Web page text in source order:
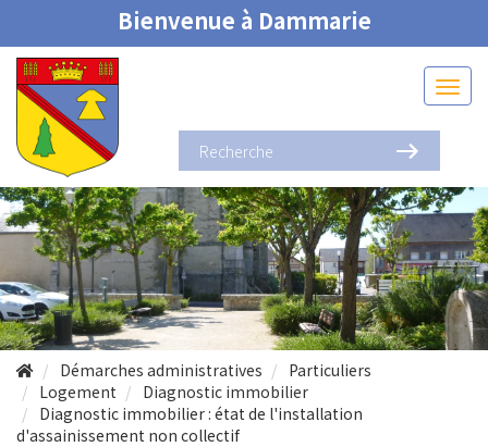
Bienvenue à Dammarie
Démarches administratives
Particuliers
Logement
Diagnostic immobilier
Diagnostic immobilier : état de l'installation
d'assainissement non collectif